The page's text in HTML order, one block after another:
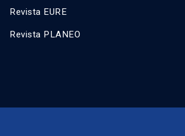
Revista EURE
Revista PLANEO